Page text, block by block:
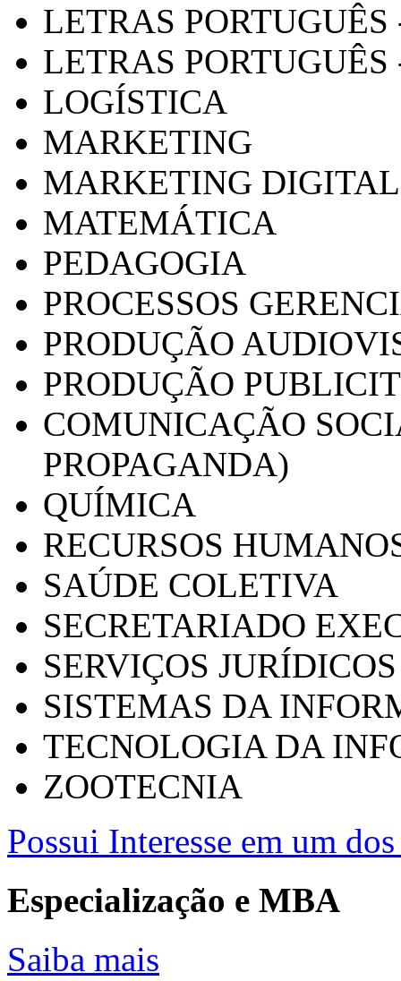
LETRAS
LETRAS PORTUGUÊS
LOGÍSTICA
MARKETING
MARKETING DIGITAL
MATEMÁTICA
PEDAGOGIA
PROCESSOS
PRODUÇÃO
PRODUÇÃO
COMUNICAÇÃO
PROPAGANDA)
QUÍMICA
RECURSOS
SAÚDE COLETIVA
SECRETARIADO
SERVIÇOS
SISTEMAS DA
TECNOLOGIA DA
ZOOTECNIA
Possui Interesse em um
Especialização e MBA
Saiba mais